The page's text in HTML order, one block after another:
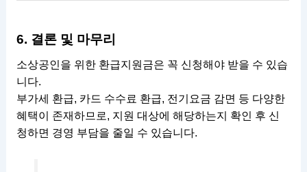
6. 결론 및 마무리
소상공인을 위한 환급지원금은 꼭 신청해야 받을 수 있습
니다.
부가세 환급, 카드 수수료 환급, 전기요금 감면 등 다양한
혜택이 존재하므로, 지원 대상에 해당하는지 확인 후 신
청하면 경영 부담을 줄일 수 있습니다.